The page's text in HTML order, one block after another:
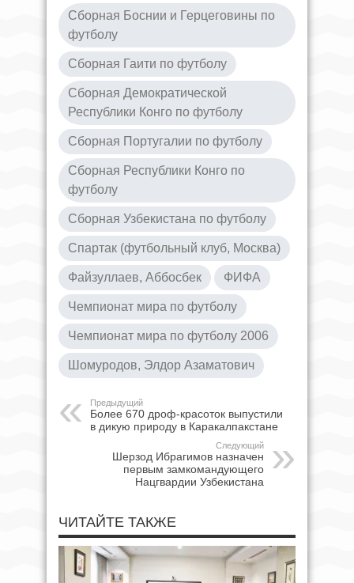
Сборная Боснии и Герцеговины по
футболу
Сборная Гаити по футболу
Сборная Демократической
Республики Конго по футболу
Сборная Португалии по футболу
Сборная Республики Конго по
футболу
Сборная Узбекистана по футболу
Спартак (футбольный клуб, Москва)
Файзуллаев, Аббосбек ФИФА
Чемпионат мира по футболу
Чемпионат мира по футболу 2006
Шомуродов, Элдор Азаматович
Предыдущий
Более 670 дроф-красоток выпустили
в дикую природу в Каракалпакстане
Следующий
Шерзод Ибрагимов назначен
первым замкомандующего
Нацгвардии Узбекистана
ЧИТАЙТЕ ТАКЖЕ